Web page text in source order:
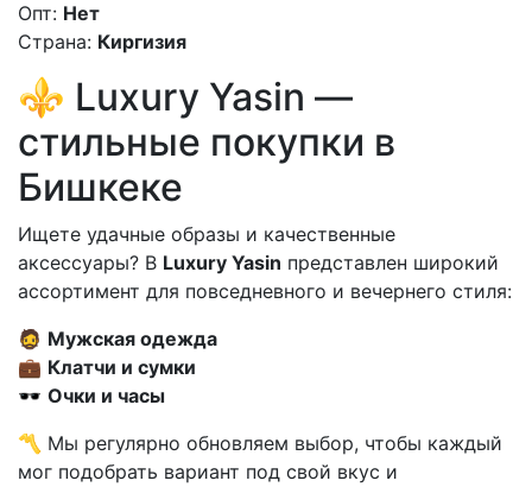
Опт: Нет
Страна: Киргизия
⚜️ Luxury Yasin —
стильные покупки в
Бишкеке
Ищете удачные образы и качественные
аксессуары? В Luxury Yasin представлен широкий
ассортимент для повседневного и вечернего стиля:
🧔 Мужская одежда
💼 Клатчи и сумки
🕶 Очки и часы
〽️ Мы регулярно обновляем выбор, чтобы каждый
мог подобрать вариант под свой вкус и